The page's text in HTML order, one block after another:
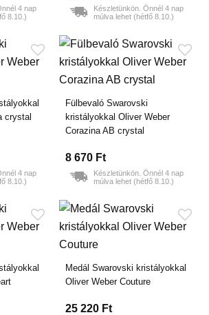
4 nap
8.10.)
Készletünkön. Önnél 4 nap
múlva lehet (hétfő 8.10.)
crystal
4 nap
8.10.)
Fülbevaló Swarovski
kristályokkal Oliver Weber
Corazina AB crystal
8 670 Ft
Készletünkön. Önnél 4 nap
múlva lehet (hétfő 8.10.)
Medál Swarovski kristályokkal
Oliver Weber Couture
25 220 Ft